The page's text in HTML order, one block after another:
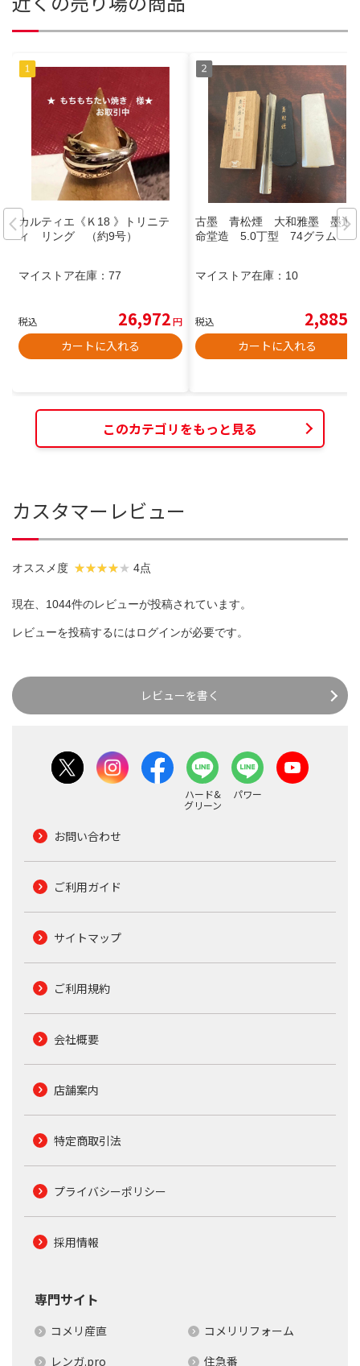
カルティエ《Ｋ18 》トリニテ
ィ リング （約9号）
マイストア在庫： 77
税込 26,972円
カートに入れる
古墨 青松煙 大和雅墨 墨運
命堂造 5.0丁型 74グラム
マイストア在庫： 10
税込 2,885
カートに入れる
このカテゴリをもっと見る
カスタマーレビュー
オススメ度 4点
現在、1044件のレビューが投稿されています。
レビューを投稿するにはログインが必要です。
レビューを書く
ハード&
グリーン
パワー
お問い合わせ
ご利用ガイド
サイトマップ
ご利用規約
会社概要
店舗案内
特定商取引法
プライバシーポリシー
採用情報
専門サイト
コメリ産直
コメリリフォーム
レンガ.pro
住急番